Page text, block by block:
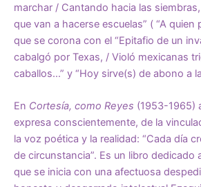
marchar / Cantando hacia las
que van a hacerse escuelas” ( “A quien
que se corona con el “Epitafio de un
cabalgó por Texas, / Violó mexicanas
caballos…” y “Hoy sirve(s) de abono a
En Cortesía, como Reyes (1953-1965)
expresa conscientemente, de la
la voz poética y la realidad: “Cada día
de circunstancia”. Es un libro dedicado
que se inicia con una afectuosa